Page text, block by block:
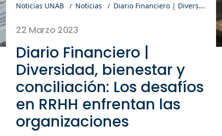
Noticias UNAB Noticias Diario Financiero | Diversidad, bienestar y conciliación: Los desafíos en RRHH enfrentan las organizaciones
22 Marzo 2023
Diario Financiero |
Diversidad, bienestar y
conciliación: Los desafíos
en RRHH enfrentan las
organizaciones